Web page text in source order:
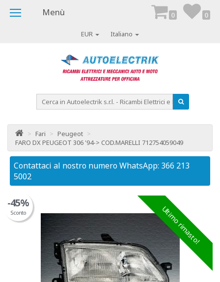
EUR Italiano
0 0
Menù
> Fari > Peugeot >
FARO DX PEUGEOT 306 '94-> COD.MARELLI 712754059049
Contattaci al nostro numero WhatsApp: 366 213
5002
-45%
Sconto Ultimo rimasto!